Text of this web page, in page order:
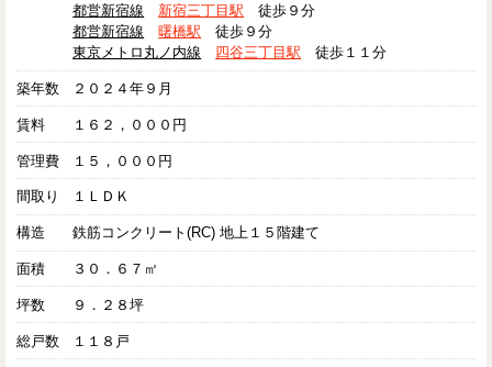
都営新宿線
新宿三丁目駅 徒歩９分
都営新宿線
曙橋駅 徒歩９分
東京メトロ丸ノ内線
四谷三丁目駅 徒歩１１分
築年数 ２０２４年９月
賃料 １６２，０００円
管理費 １５，０００円
間取り １ＬＤＫ
構造 鉄筋コンクリート(RC) 地上１５階建て
面積 ３０．６７㎡
坪数 ９．２８坪
総戸数 １１８戸